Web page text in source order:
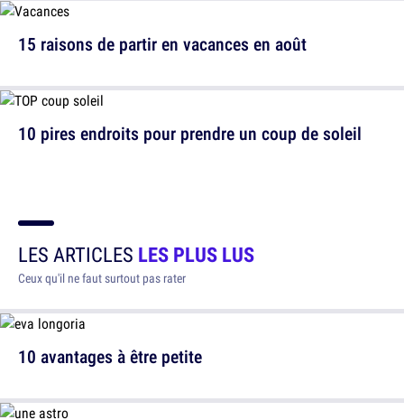
15 raisons de partir en vacances en août
10 pires endroits pour prendre un coup de soleil
LES ARTICLES LES PLUS LUS
Ceux qu'il ne faut surtout pas rater
10 avantages à être petite